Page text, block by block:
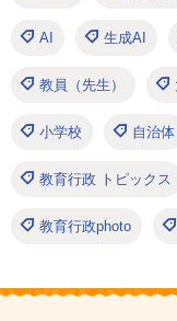
AI 生成AI
教員（先生）
小学校 自治体
教育行政 トピックス
教育行政photo